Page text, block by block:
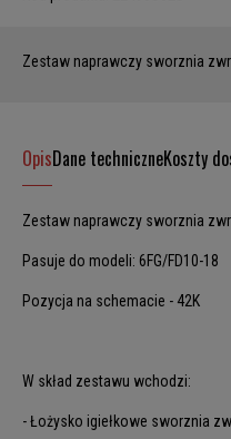
Zestaw naprawczy sworznia
OpisDane techniczneKoszty
Zestaw naprawczy sworznia
Pasuje do modeli: 6FG/FD10-18
Pozycja na schemacie - 42K
W skład zestawu wchodzi:
- Łożysko igiełkowe sworznia